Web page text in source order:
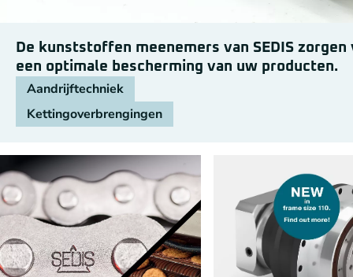
De kunststoffen meenemers van SEDIS zorgen
een optimale bescherming van uw producten.
Aandrijftechniek
Kettingoverbrengingen